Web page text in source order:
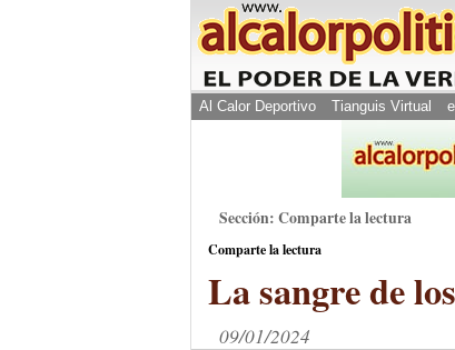
Al Calor Deportivo Tianguis Virtual
Sección: Comparte la lectura
Comparte la lectura
La sangre de
09/01/2024